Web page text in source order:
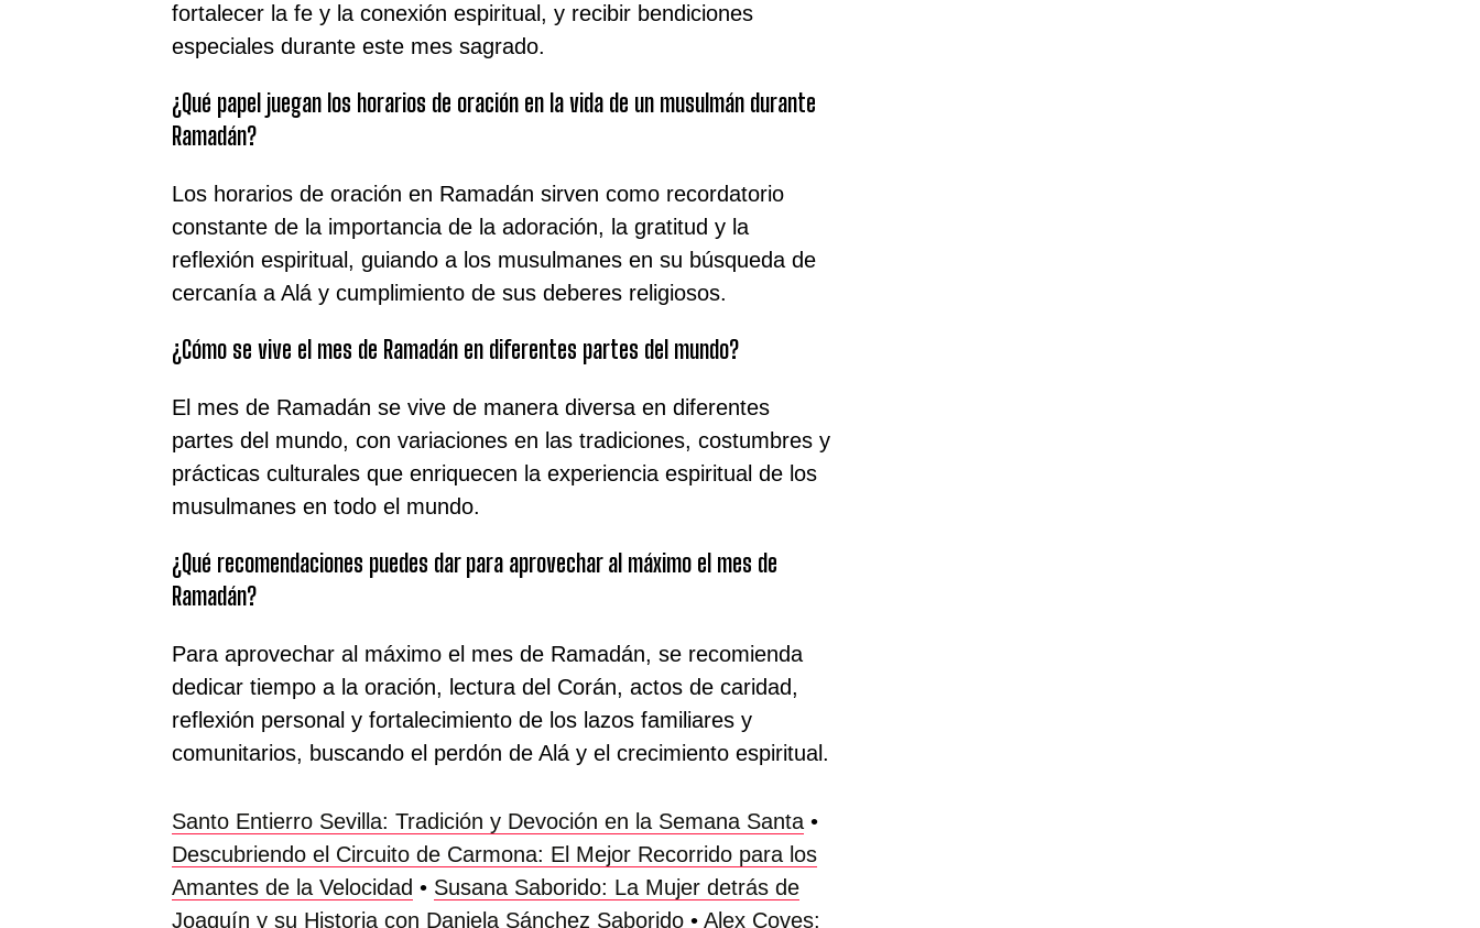
fortalecer la fe y la conexión espiritual, y recibir bendiciones
especiales durante este mes sagrado.
¿Qué papel juegan los horarios de oración en la vida de un musulmán durante
Ramadán?
Los horarios de oración en Ramadán sirven como recordatorio
constante de la importancia de la adoración, la gratitud y la
reflexión espiritual, guiando a los musulmanes en su búsqueda de
cercanía a Alá y cumplimiento de sus deberes religiosos.
¿Cómo se vive el mes de Ramadán en diferentes partes del mundo?
El mes de Ramadán se vive de manera diversa en diferentes
partes del mundo, con variaciones en las tradiciones, costumbres y
prácticas culturales que enriquecen la experiencia espiritual de los
musulmanes en todo el mundo.
¿Qué recomendaciones puedes dar para aprovechar al máximo el mes de
Ramadán?
Para aprovechar al máximo el mes de Ramadán, se recomienda
dedicar tiempo a la oración, lectura del Corán, actos de caridad,
reflexión personal y fortalecimiento de los lazos familiares y
comunitarios, buscando el perdón de Alá y el crecimiento espiritual.
Santo Entierro Sevilla: Tradición y Devoción en la Semana Santa •
Descubriendo el Circuito de Carmona: El Mejor Recorrido para los
Amantes de la Velocidad • Susana Saborido: La Mujer detrás de
Joaquín y su Historia con Daniela Sánchez Saborido • Alex Coves: